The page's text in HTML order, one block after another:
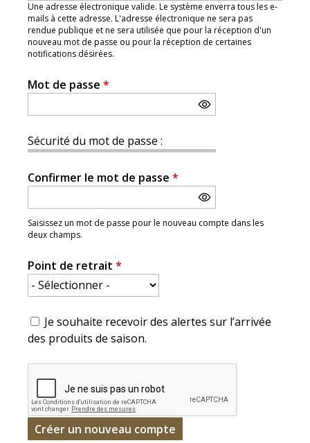
Une adresse électronique valide. Le système enverra tous les e-
mails à cette adresse. L'adresse électronique ne sera pas
rendue publique et ne sera utilisée que pour la réception d'un
nouveau mot de passe ou pour la réception de certaines
notifications désirées.
Mot de passe *
Sécurité du mot de passe :
Confirmer le mot de passe *
Saisissez un mot de passe pour le nouveau compte dans les
deux champs.
Point de retrait *
Je souhaite recevoir des alertes sur l’arrivée
des produits de saison.